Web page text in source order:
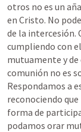
otros no es un
en Cristo. No
de la intercesión.
cumpliendo con
mutuamente y de
comunión no es
Respondamos a
reconociendo
forma de
podamos orar